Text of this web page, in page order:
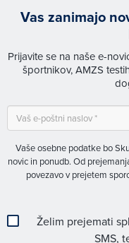
Vas zanimajo
Prijavite se na naše e-
športnikov, AMZS
Vaše osebne podatke bo
novic in ponudb. Od
povezavo v prejetem
Želim prejemati
SMS,